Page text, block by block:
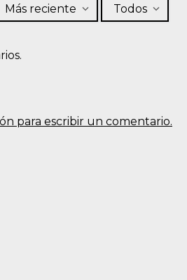
para escribir un comentario.
Más reciente Todos